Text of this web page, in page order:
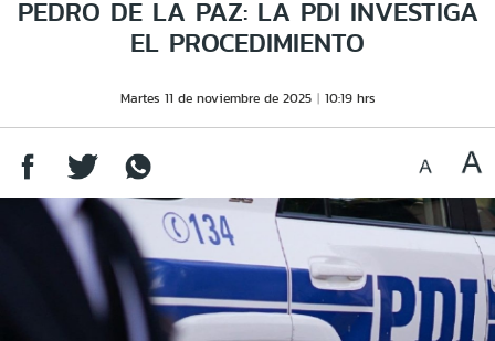
PEDRO DE LA PAZ: LA PDI INVESTIGA
EL PROCEDIMIENTO
Martes 11 de noviembre de 2025 10:19 hrs